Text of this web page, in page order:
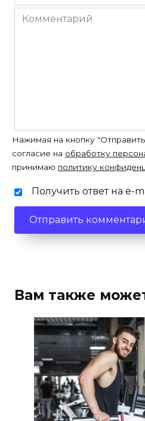
*
Комментарий
Нажимая на кнопку
согласие на обработку
принимаю политику
Получить ответ на e-
Вам также